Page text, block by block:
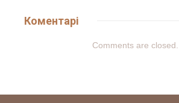
Коментарі
Comments are closed.